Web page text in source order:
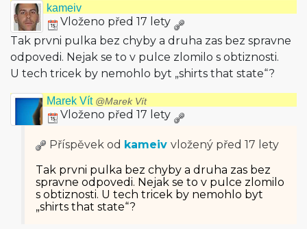
kameiv
Vloženo před 17 lety
Tak prvni pulka bez chyby a druha zas bez spravne
odpovedi. Nejak se to v pulce zlomilo s obtiznosti.
U tech tricek by nemohlo byt „shirts that state“?
Marek Vít @Marek Vít
Vloženo před 17 lety
Příspěvek od kameiv vložený před 17 lety
Tak prvni pulka bez chyby a druha zas bez
spravne odpovedi. Nejak se to v pulce zlomilo
s obtiznosti. U tech tricek by nemohlo byt
„shirts that state“?